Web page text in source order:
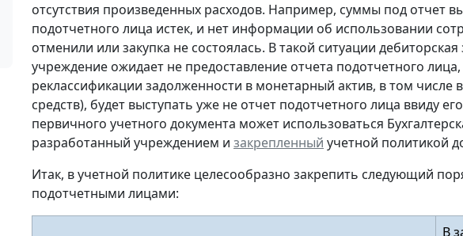
отсутствия произведенных расходов. Например, суммы под отчет
подотчетного лица истек, и нет информации об использовании
отменили или закупка не состоялась. В такой ситуации
учреждение ожидает не предоставление отчета подотчетного
реклассификации задолженности в монетарный актив, в том числе
средств), будет выступать уже не отчет подотчетного лица ввиду
первичного учетного документа может использоваться
разработанный учреждением и закрепленный учетной политикой
Итак, в учетной политике целесообразно закрепить следующий
подотчетными лицами:
В